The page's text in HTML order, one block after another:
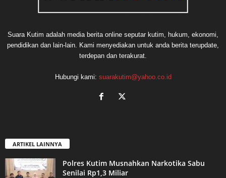
Suara Kutim adalah media berita online seputar kutim, hukum, ekonomi,
pendidikan dan lain-lain. Kami menyediakan untuk anda berita terupdate,
terdepan dan terakurat.
Hubungi kami: suarakutim@yahoo.co.id
ARTIKEL LAINNYA
Polres Kutim Musnahkan Narkotika Sabu
Senilai Rp1,3 Miliar